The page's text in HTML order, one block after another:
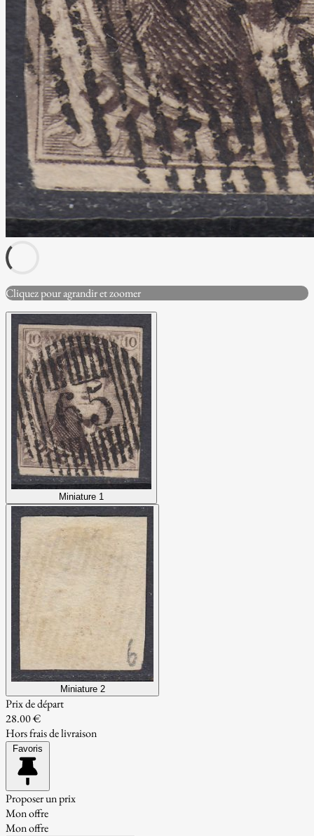
Cliquez pour agrandir et zoomer
Miniature 1
Miniature 2
Prix de départ
28.00 €
Hors frais de livraison
Favoris
Proposer un prix
Mon offre
Mon offre